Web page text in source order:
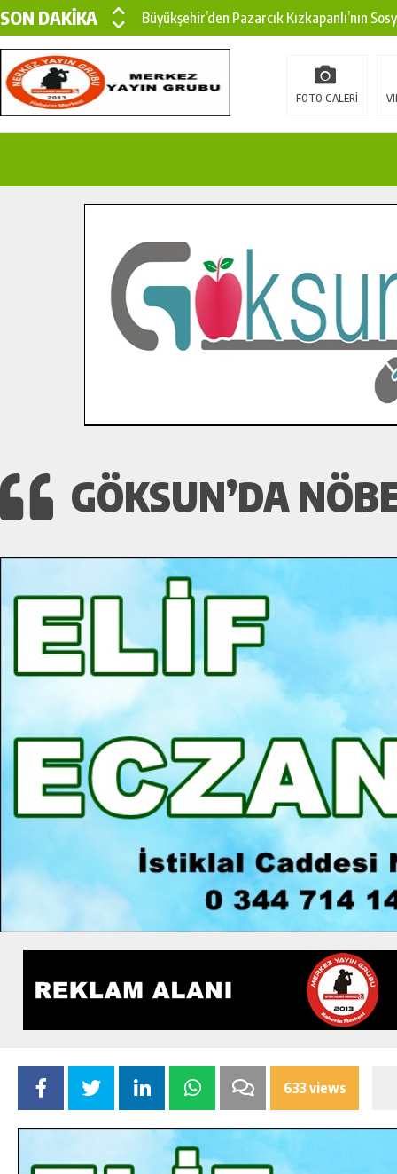
SON DAKİKA
Büyükşehir’den Pazarcık Kızkapanlı’nın
Büyükşehir’den Pazarcık Kırsalına Modern
Çin’den KSÜ’ye Uluslararası Başarı:
İlçe Jandarma Komutanı Karakaya’dan
Bertiz’in Yeni Köprüsünde Sona Doğru.
FOTO GALERİ
GÖKSUN’DA
633 views